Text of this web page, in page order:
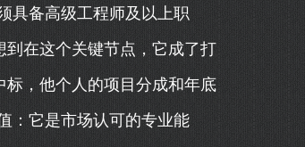
具备高级工程师及以上职
到在这个关键节点，它成了打
标，他个人的项目分成和年底
：它是市场认可的专业能